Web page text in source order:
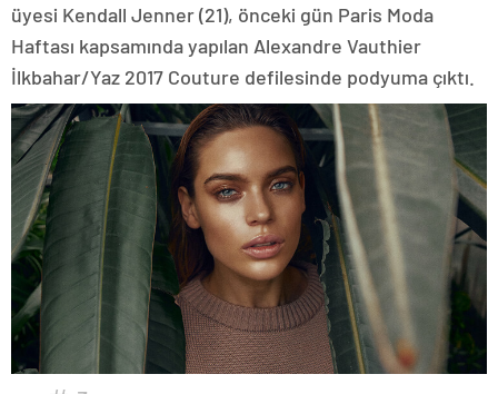
üyesi Kendall Jenner (21), önceki gün Paris Moda
Haftası kapsamında yapılan Alexandre Vauthier
İlkbahar/Yaz 2017 Couture defilesinde podyuma çıktı.